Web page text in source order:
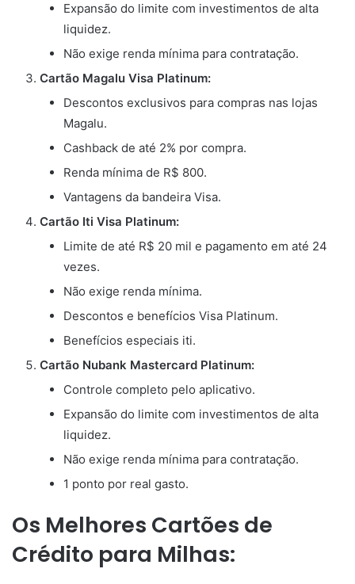
Expansão do limite com investimentos de alta
liquidez.
Não exige renda mínima para contratação.
Cartão Magalu Visa Platinum:
Descontos exclusivos para compras nas lojas
Magalu.
Cashback de até 2% por compra.
Renda mínima de R$ 800.
Vantagens da bandeira Visa.
Cartão Iti Visa Platinum:
Limite de até R$ 20 mil e pagamento em até 24
vezes.
Não exige renda mínima.
Descontos e benefícios Visa Platinum.
Benefícios especiais iti.
Cartão Nubank Mastercard Platinum:
Controle completo pelo aplicativo.
Expansão do limite com investimentos de alta
liquidez.
Não exige renda mínima para contratação.
1 ponto por real gasto.
Os Melhores Cartões de
Crédito para Milhas: